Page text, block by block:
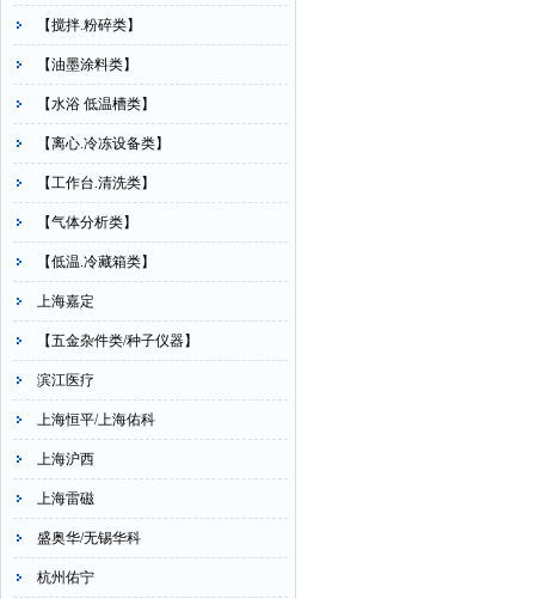
【搅拌.粉碎类】
【油墨涂料类】
【水浴 低温槽类】
【离心.冷冻设备类】
【工作台.清洗类】
【气体分析类】
【低温.冷藏箱类】
上海嘉定
【五金杂件类/种子仪器】
滨江医疗
上海恒平/上海佑科
上海沪西
上海雷磁
盛奥华/无锡华科
杭州佑宁